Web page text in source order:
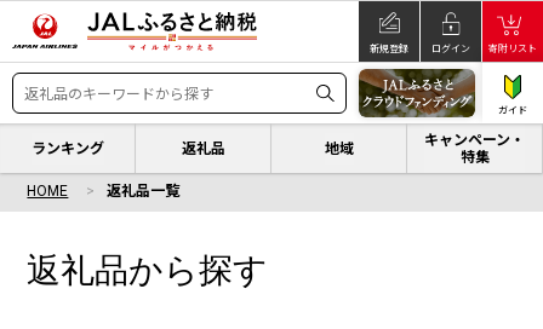
新規登録 ログイン 寄附リスト
ガイド
ランキング 返礼品 地域
キャンペーン・
特集
HOME 返礼品一覧
返礼品から探す